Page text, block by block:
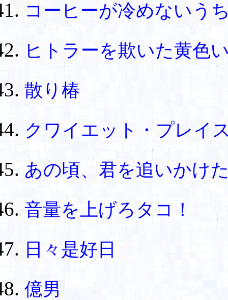
コーヒーが冷めないう
ヒトラーを欺いた黄色
散り椿
クワイエット・プレイ
あの頃、君を追いかけ
音量を上げろタコ！
日々是好日
億男